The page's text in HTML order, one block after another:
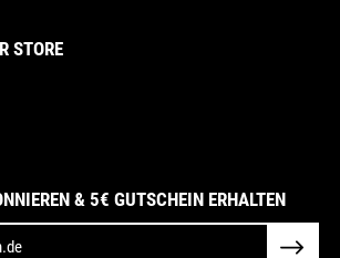
STORE
& 5€ GUTSCHEIN ERHALTEN